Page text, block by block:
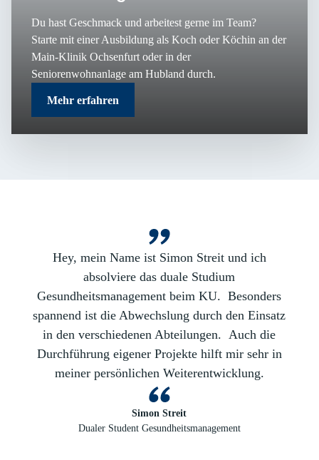
Du hast Geschmack und arbeitest gerne im Team?
Starte mit einer Ausbildung als Koch oder Köchin an der
Main-Klinik Ochsenfurt oder in der
Seniorenwohnanlage am Hubland durch.
Mehr erfahren
Hey, mein Name ist Simon Streit und ich
absolviere das duale Studium
Gesundheitsmanagement beim KU. Besonders
spannend ist die Abwechslung durch den Einsatz
in den verschiedenen Abteilungen. Auch die
Durchführung eigener Projekte hilft mir sehr in
meiner persönlichen Weiterentwicklung.
Simon Streit
Dualer Student Gesundheitsmanagement